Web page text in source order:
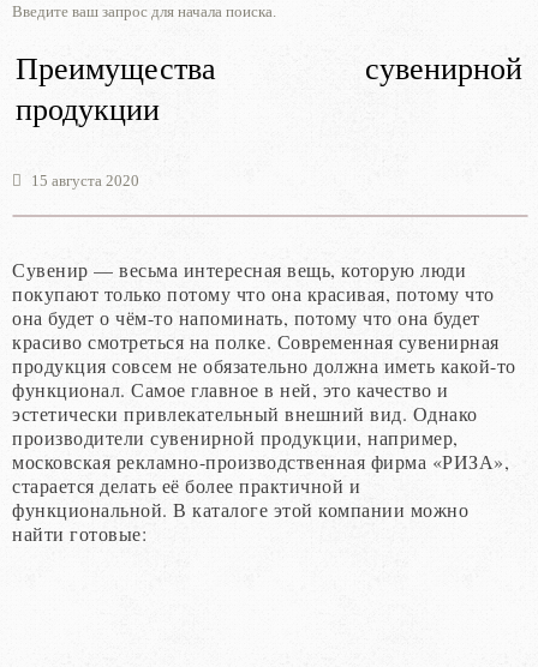
Введите ваш запрос для начала поиска.
Преимущества сувенирной
продукции
15 августа 2020
Сувенир — весьма интересная вещь, которую люди
покупают только потому что она красивая, потому что
она будет о чём-то напоминать, потому что она будет
красиво смотреться на полке. Современная сувенирная
продукция совсем не обязательно должна иметь какой-то
функционал. Самое главное в ней, это качество и
эстетически привлекательный внешний вид. Однако
производители сувенирной продукции, например,
московская рекламно-производственная фирма «РИЗА»,
старается делать её более практичной и
функциональной. В каталоге этой компании можно
найти готовые: